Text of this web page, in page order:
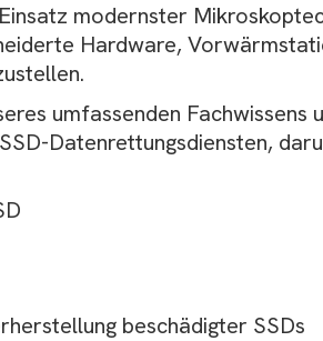
modernster
Hardware,
umfassenden
Datenrettungsdiensten,
beschädigter SSDs